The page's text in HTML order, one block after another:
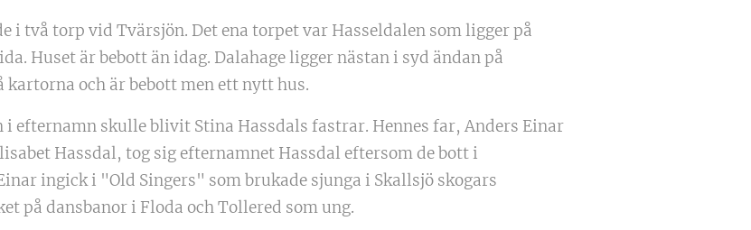
i två torp vid Tvärsjön. Det ena torpet var Hasseldalen som ligger på
Huset är bebott än idag. Dalahage ligger nästan i syd ändan på
kartorna och är bebott men ett nytt hus.
i efternamn skulle blivit Stina Hassdals fastrar. Hennes far, Anders Einar
Hassdal, tog sig efternamnet Hassdal eftersom de bott i
ingick i "Old Singers" som brukade sjunga i Skallsjö skogars
på dansbanor i Floda och Tollered som ung.